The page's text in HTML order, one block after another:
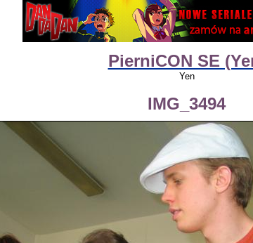
PierniCON SE
Yen
IMG_3494